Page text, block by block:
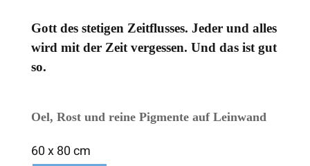
Gott des stetigen Zeitflusses. Jeder und alles
wird mit der Zeit vergessen. Und das ist gut
so.
Oel, Rost und reine Pigmente auf Leinwand
60 x 80 cm